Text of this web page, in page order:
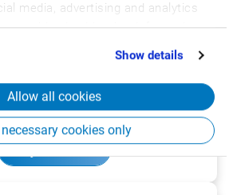
media, advertising and analytics
combine it with other information
to them or that they’ve collected
Show details
Allow all cookies
necessary cookies only
Order Picker
Zjistit více